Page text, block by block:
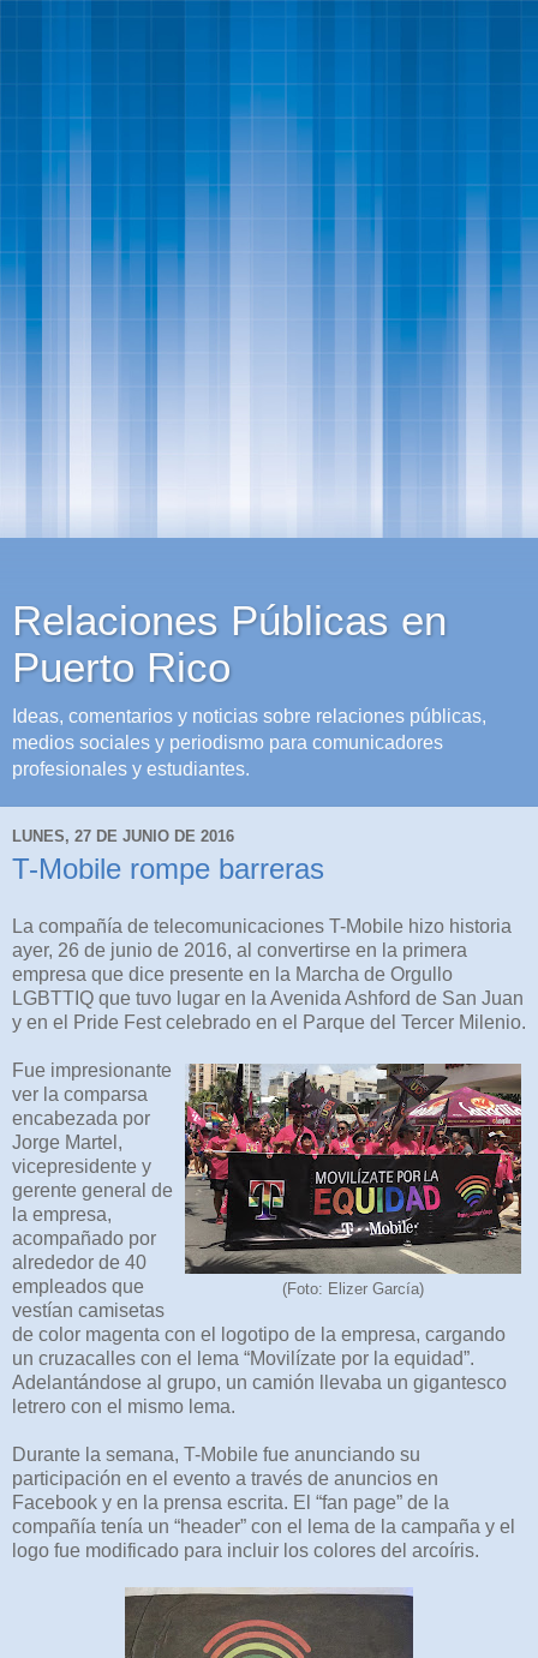
Relaciones Públicas en
Puerto Rico
Ideas, comentarios y noticias sobre relaciones públicas,
medios sociales y periodismo para comunicadores
profesionales y estudiantes.
LUNES, 27 DE JUNIO DE 2016
T-Mobile rompe barreras
La compañía de telecomunicaciones T-Mobile hizo historia
ayer, 26 de junio de 2016, al convertirse en la primera
empresa que dice presente en la Marcha de Orgullo
LGBTTIQ que tuvo lugar en la Avenida Ashford de San Juan
y en el Pride Fest celebrado en el Parque del Tercer Milenio.
(Foto: Elizer García)
Fue impresionante
ver la comparsa
encabezada por
Jorge Martel,
vicepresidente y
gerente general de
la empresa,
acompañado por
alrededor de 40
empleados que
vestían camisetas
de color magenta con el logotipo de la empresa, cargando
un cruzacalles con el lema “Movilízate por la equidad”.
Adelantándose al grupo, un camión llevaba un gigantesco
letrero con el mismo lema.
Durante la semana, T-Mobile fue anunciando su
participación en el evento a través de anuncios en
Facebook y en la prensa escrita. El “fan page” de la
compañía tenía un “header” con el lema de la campaña y el
logo fue modificado para incluir los colores del arcoíris.